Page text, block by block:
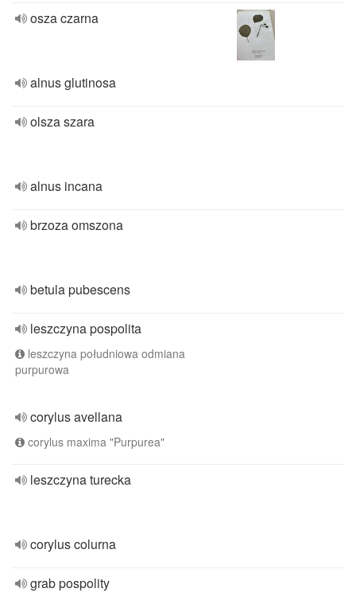
osza czarna
alnus glutinosa
olsza szara
alnus incana
brzoza omszona
betula pubescens
leszczyna pospolita
leszczyna południowa odmiana
purpurowa
corylus avellana
corylus maxima "Purpurea"
leszczyna turecka
corylus colurna
grab pospolity